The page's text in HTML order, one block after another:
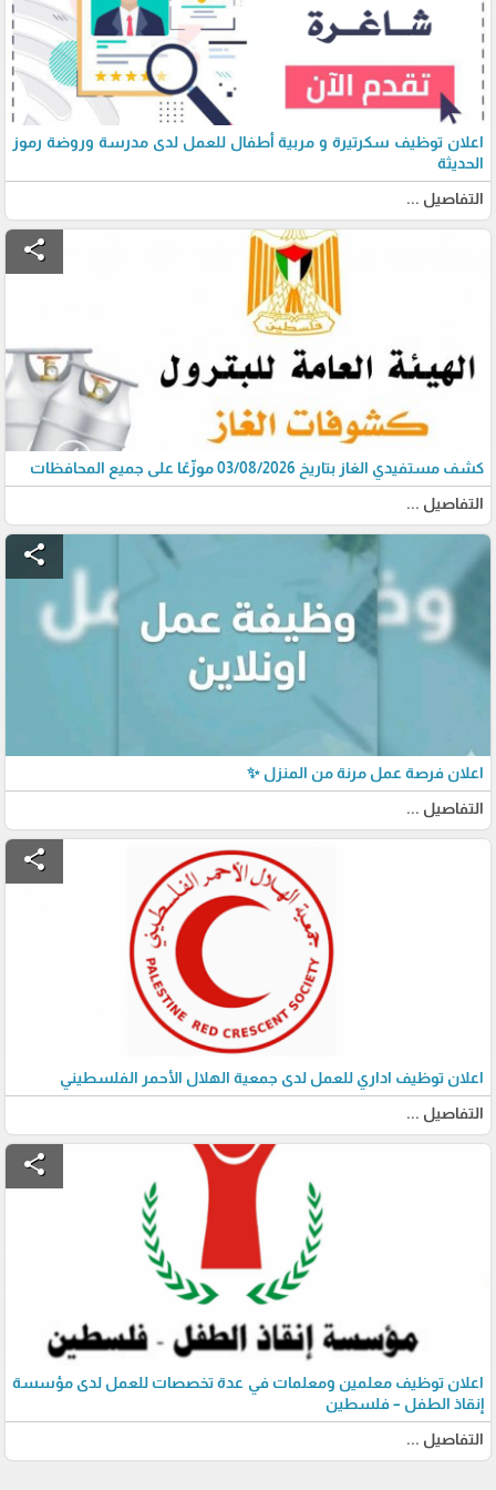
اعلان توظيف سكرتيرة و مربية أطفال للعمل لدى مدرسة وروضة رموز
الحديثة
التفاصيل ...
share
كشف مستفيدي الغاز بتاريخ 03/08/2026 موزّعًا على جميع المحافظات
التفاصيل ...
share
اعلان فرصة عمل مرنة من المنزل ✨
التفاصيل ...
share
اعلان توظيف اداري للعمل لدى جمعية الهلال الأحمر الفلسطيني
التفاصيل ...
share
اعلان توظيف معلمين ومعلمات في عدة تخصصات للعمل لدى مؤسسة
إنقاذ الطفل – فلسطين
التفاصيل ...